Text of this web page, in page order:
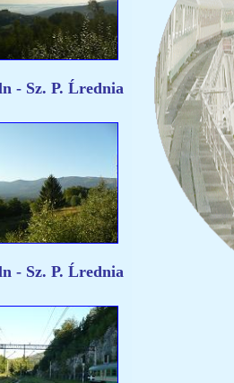
- Sz. P. Ĺrednia
- Sz. P. Ĺrednia